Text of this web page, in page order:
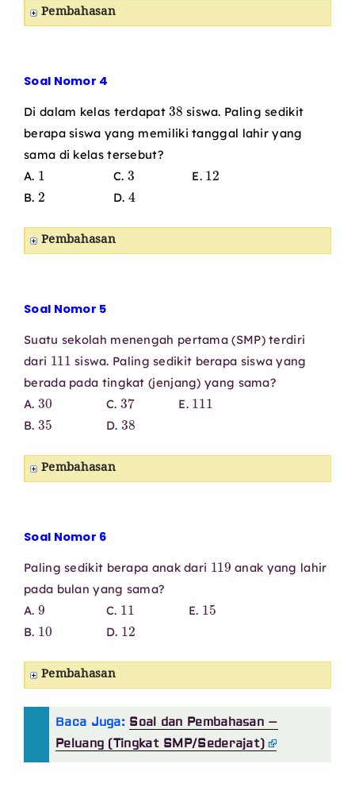
Pembahasan
Soal Nomor 4
Di dalam kelas terdapat
38
siswa. Paling sedikit
berapa siswa yang memiliki tanggal lahir yang
sama di kelas tersebut?
A.
1
C.
3
E.
12
B.
2
D.
4
Pembahasan
Soal Nomor 5
Suatu sekolah menengah pertama (SMP) terdiri
dari
111
siswa. Paling sedikit berapa siswa yang
berada pada tingkat (jenjang) yang sama?
A.
30
C.
37
E.
111
B.
35
D.
38
Pembahasan
Soal Nomor 6
Paling sedikit berapa anak dari
119
anak yang lahir
pada bulan yang sama?
A.
9
C.
11
E.
15
B.
10
D.
12
Pembahasan
Baca Juga: Soal dan Pembahasan –
Peluang (Tingkat SMP/Sederajat)